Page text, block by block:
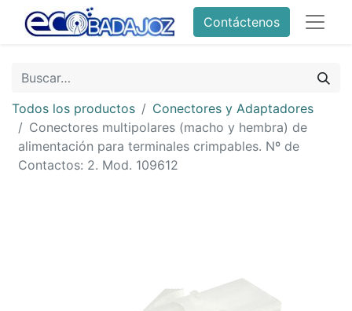
Contáctenos
Todos los productos
Conectores y Adaptadores
Conectores multipolares (macho y hembra) de
alimentación para terminales crimpables. Nº de
Contactos: 2. Mod. 109612